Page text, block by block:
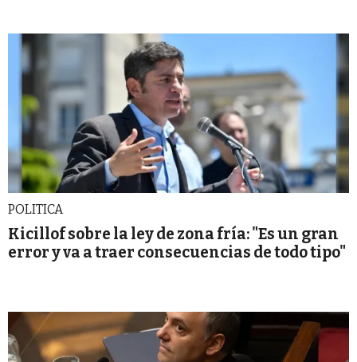
POLITICA
Kicillof sobre la ley de zona fría: "Es un gran
error y va a traer consecuencias de todo tipo"